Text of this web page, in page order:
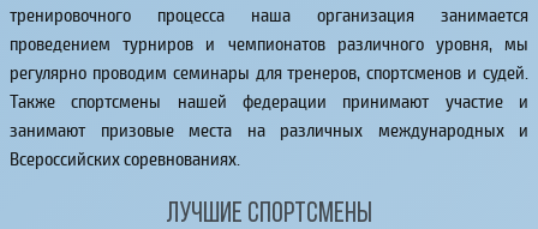
тренировочного процесса наша организация занимается
проведением турниров и чемпионатов различного уровня, мы
регулярно проводим семинары для тренеров, спортсменов и судей.
Также спортсмены нашей федерации принимают участие и
занимают призовые места на различных международных и
Всероссийских соревнованиях.
Лучшие спортсмены